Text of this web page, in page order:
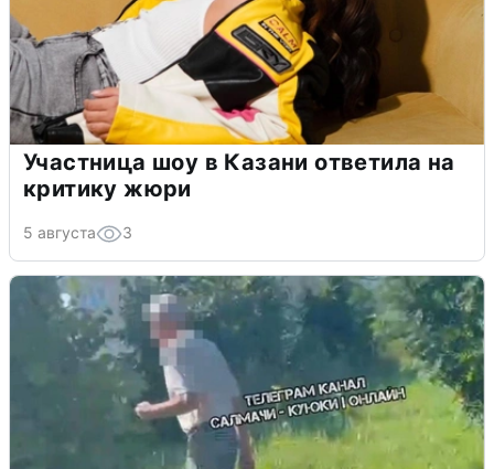
Участница шоу в Казани ответила на
критику жюри
5 августа 3